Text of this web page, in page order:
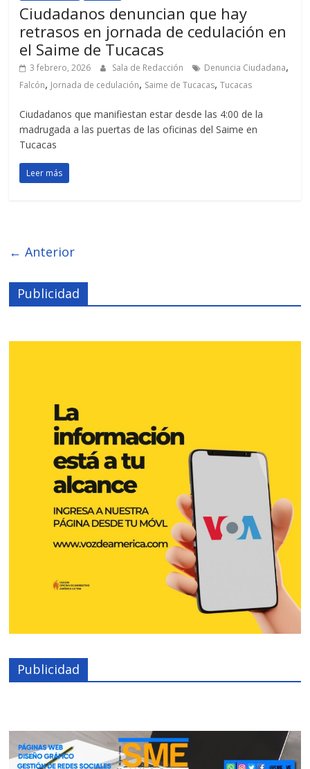
Ciudadanos denuncian que hay
retrasos en jornada de cedulación en
el Saime de Tucacas
3 febrero, 2026 Sala de Redacción Denuncia Ciudadana,
Falcón, Jornada de cedulación, Saime de Tucacas,Tucacas
Ciudadanos que manifiestan estar desde las 4:00 de la
madrugada a las puertas de las oficinas del Saime en
Tucacas
Leer más
← Anterior
Publicidad
Publicidad